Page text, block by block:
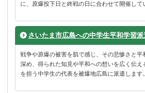
に、原爆投下日と終戦の日に合わせて開催して
さいたま市広島への中学生平和学習
戦争や原爆の被害を肌で感じ、その悲惨さと平
深め、得られた知見や平和への想いを広く伝え
を担う中学生の代表を被爆地広島に派遣します。